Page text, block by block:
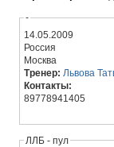
-
14.05.2009
Россия
Москва
Тренер:Львова
Контакты:
89778941405
ЛЛБ - пул